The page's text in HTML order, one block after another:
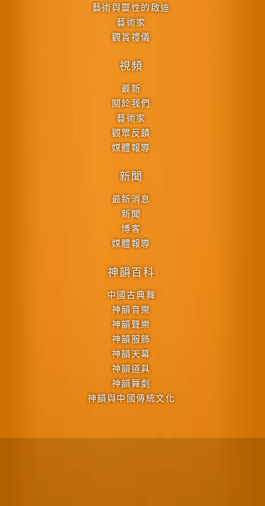
藝術與靈性的啟迪
藝術家
觀賞禮儀
視頻
最新
關於我們
藝術家
觀眾反饋
媒體報導
新聞
最新消息
新聞
博客
媒體報導
神韻百科
中國古典舞
神韻音樂
神韻聲樂
神韻服飾
神韻天幕
神韻道具
神韻舞劇
神韻與中國傳統文化